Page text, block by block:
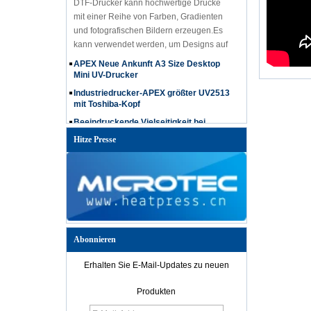
mit einer Reihe von Farben, Gradienten
und fotografischen Bildern erzeugen.Es
kann verwendet werden, um Designs auf
darunter Textilien wie T-Shirts,
Kapuzenpuppen und Taschen, Jeans, Hut
usw.
APEX Neue Ankunft A3 Size Desktop
Mini UV-Drucker
Industriedrucker-APEX größter UV2513
mit Toshiba-Kopf
Beeindruckende Vielseitigkeit bei
Materialien mit einer Höhe von bis zu
750 mm
How to choose 60*90cm UV printer?
Christmas Promotion-How to get APEX
free ink
Der Drucker der APEX RH-Serie kann
Wir stellen den APEX UV 6090-Drucker
mit i3200-Druckkopf vor: Die ultimative
Der Microtec UV 6090 Flachbettdrucker ist
Hitze Presse
Abonnieren
Erhalten Sie E-Mail-Updates zu neuen
Produkten